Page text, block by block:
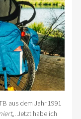
aus dem Jahr 1991
„. Jetzt habe ich